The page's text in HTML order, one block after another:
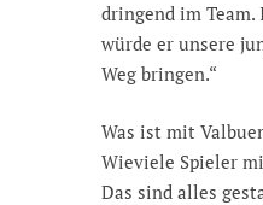
dringend im Team.
würde er unsere
Weg bringen.“
Was ist mit
Wieviele Spieler
Das sind alles